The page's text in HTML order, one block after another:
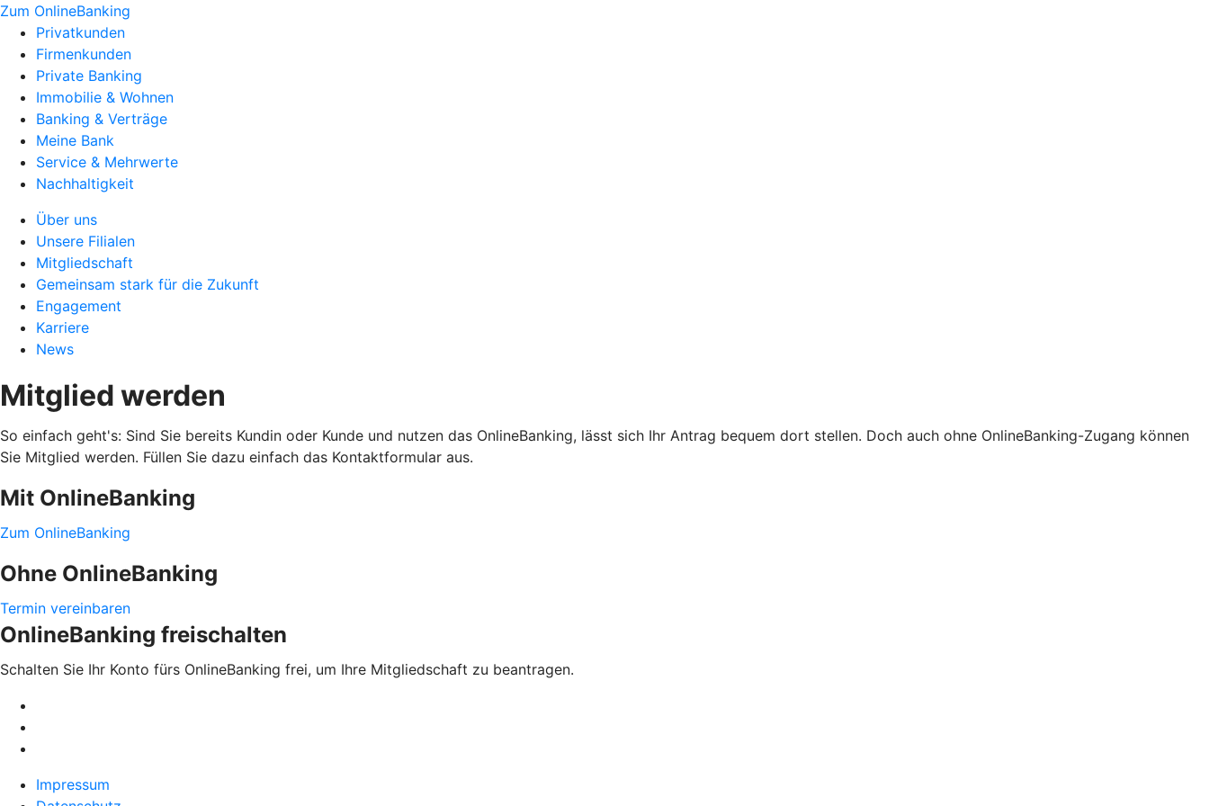
Zum OnlineBanking
Privatkunden
Firmenkunden
Private Banking
Immobilie & Wohnen
Banking & Verträge
Meine Bank
Service & Mehrwerte
Nachhaltigkeit
Über uns
Unsere Filialen
Mitgliedschaft
Gemeinsam stark für die Zukunft
Engagement
Karriere
News
Mitglied werden
So einfach geht's: Sind Sie bereits Kundin oder Kunde und nutzen das OnlineBanking, lässt sich Ihr Antrag bequem dort stellen. Doch auch ohne OnlineBanking-Zugang können
Sie Mitglied werden. Füllen Sie dazu einfach das Kontaktformular aus.
Mit OnlineBanking
Zum OnlineBanking
Ohne OnlineBanking
Termin vereinbaren
OnlineBanking freischalten
Schalten Sie Ihr Konto fürs OnlineBanking frei, um Ihre Mitgliedschaft zu beantragen.
Impressum